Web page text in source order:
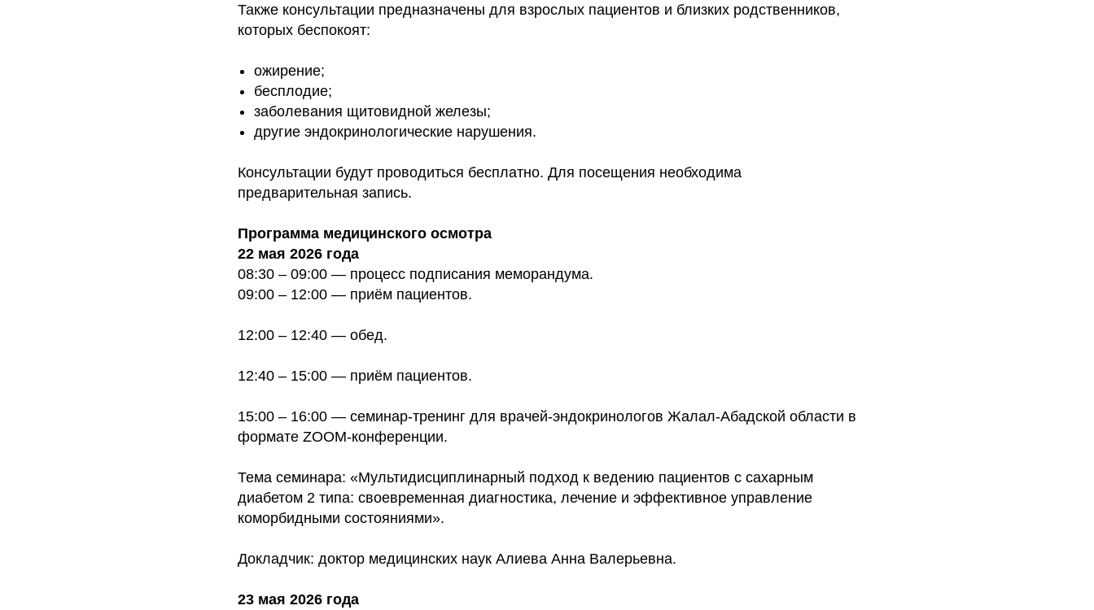
Также консультации предназначены для взрослых пациентов и близких родственников,
которых беспокоят:
ожирение;
бесплодие;
заболевания щитовидной железы;
другие эндокринологические нарушения.
Консультации будут проводиться бесплатно. Для посещения необходима
предварительная запись.
Программа медицинского осмотра
22 мая 2026 года
08:30 – 09:00 — процесс подписания меморандума.
09:00 – 12:00 — приём пациентов.
12:00 – 12:40 — обед.
12:40 – 15:00 — приём пациентов.
15:00 – 16:00 — семинар-тренинг для врачей-эндокринологов Жалал-Абадской области в
формате ZOOM-конференции.
Тема семинара: «Мультидисциплинарный подход к ведению пациентов с сахарным
диабетом 2 типа: своевременная диагностика, лечение и эффективное управление
коморбидными состояниями».
Докладчик: доктор медицинских наук Алиева Анна Валерьевна.
23 мая 2026 года